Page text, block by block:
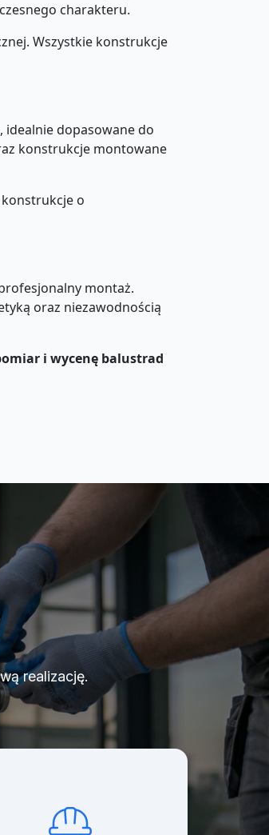
charakteru.
Wszystkie konstrukcje
, idealnie dopasowane do
konstrukcje montowane
o
montaż.
oraz niezawodnością
i wycenę balustrad
realizację.